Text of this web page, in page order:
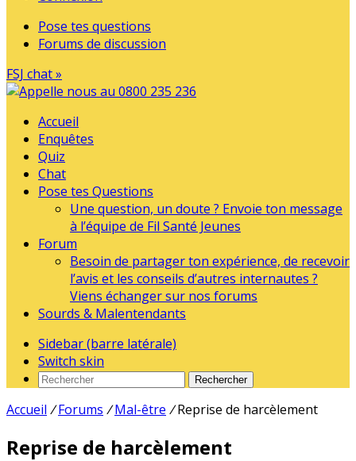
Pose tes questions
Forums de discussion
FSJ chat »
Accueil
Enquêtes
Quiz
Chat
Pose tes Questions
Une question, un doute ? Envoie ton message
à l’équipe de Fil Santé Jeunes
Forum
Besoin de partager ton expérience, de recevoir
l’avis et les conseils d’autres internautes ?
Viens échanger sur nos forums
Sourds & Malentendants
Sidebar (barre latérale)
Switch skin
Rechercher
Accueil / Forums / Mal-être / Reprise de harcèlement
Reprise de harcèlement